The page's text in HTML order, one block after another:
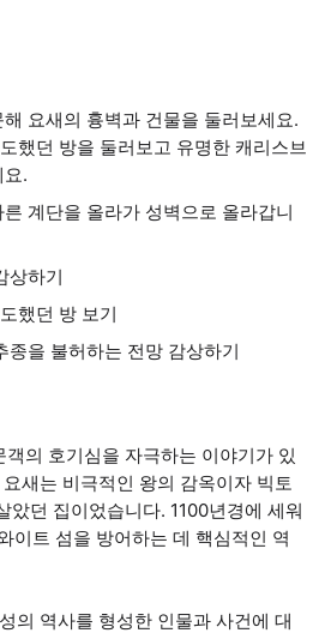
요새의 흉벽과 건물을 둘러보세요.
했던 방을 둘러보고 유명한 캐리스브
.
계단을 올라가 성벽으로 올라갑니
상하기
했던 방 보기
종을 불허하는 전망 감상하기
의 호기심을 자극하는 이야기가 있
새는 비극적인 왕의 감옥이자 빅토
았던 집이었습니다. 1100년경에 세워
이트 섬을 방어하는 데 핵심적인 역
의 역사를 형성한 인물과 사건에 대